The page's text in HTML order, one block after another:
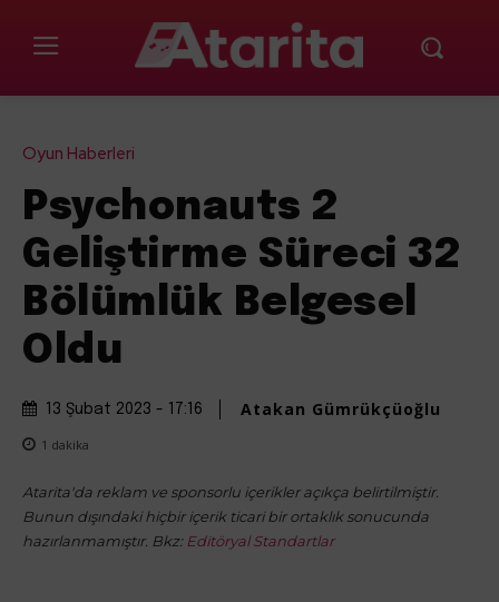
Oyun Haberleri
Psychonauts 2
Geliştirme Süreci 32
Bölümlük Belgesel
Oldu
13 Şubat 2023 - 17:16 Atakan Gümrükçüoğlu
1 dakika
Atarita'da reklam ve sponsorlu içerikler açıkça belirtilmiştir.
Bunun dışındaki hiçbir içerik ticari bir ortaklık sonucunda
hazırlanmamıştır. Bkz: Editöryal Standartlar